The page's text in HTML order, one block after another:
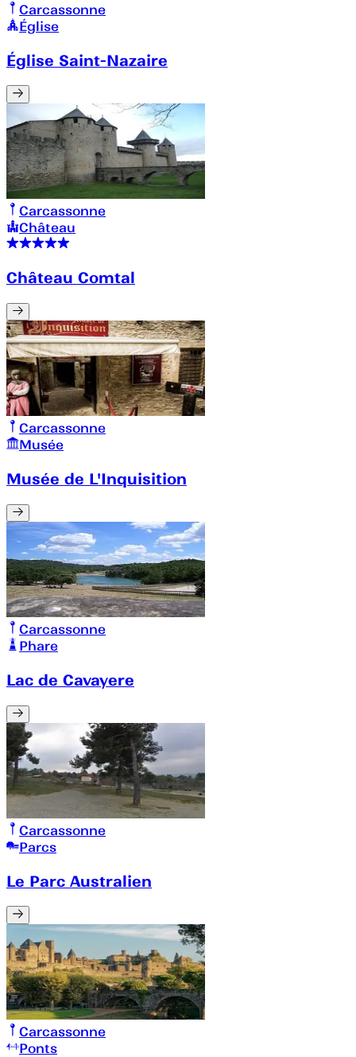
Carcassonne
Église
Église Saint-Nazaire
Carcassonne
Château
Château Comtal
Carcassonne
Musée
Musée de L'Inquisition
Carcassonne
Phare
Lac de Cavayere
Carcassonne
Parcs
Le Parc Australien
Carcassonne
Ponts